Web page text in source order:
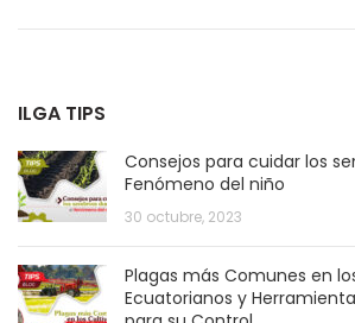
ILGA TIPS
Consejos para cuidar los
Fenómeno del niño
30 octubre, 2023
Plagas más Comunes en
Ecuatorianos y